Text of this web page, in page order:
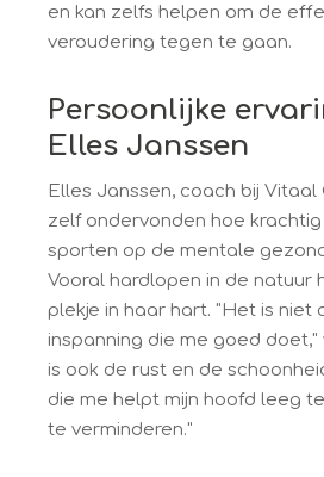
en kan zelfs helpen om de
veroudering tegen te gaan.
Persoonlijke
Elles Janssen
Elles Janssen, coach bij Vitaal
zelf ondervonden hoe
sporten op de mentale
Vooral hardlopen in de natuur
plekje in haar hart. "Het is niet
inspanning die me goed
is ook de rust en de
die me helpt mijn hoofd leeg
te verminderen."